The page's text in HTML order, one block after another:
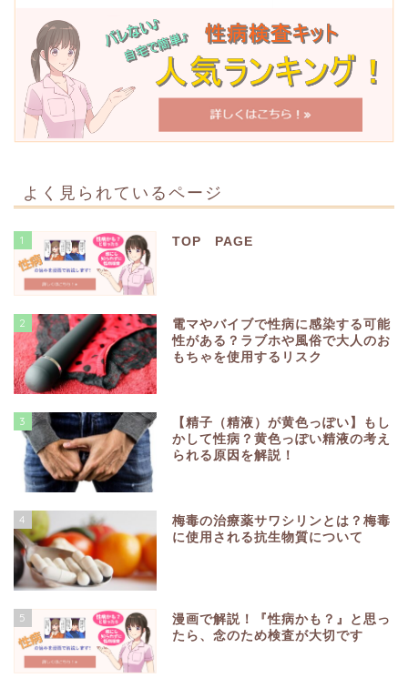
よく見られているページ
1 TOP PAGE
2
電マやバイブで性病に感染する可能
性がある？ラブホや風俗で大人のお
もちゃを使用するリスク
3
【精子（精液）が黄色っぽい】もし
かして性病？黄色っぽい精液の考え
られる原因を解説！
4
梅毒の治療薬サワシリンとは？梅毒
に使用される抗生物質について
5
漫画で解説！『性病かも？』と思っ
たら、念のため検査が大切です